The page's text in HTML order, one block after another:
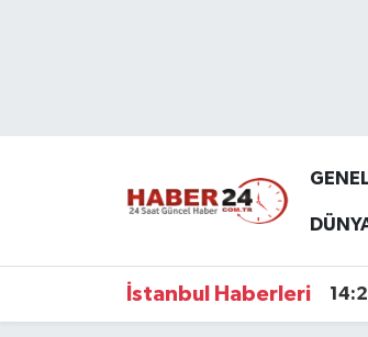
GENEL
İstanbul Haberleri
Namaz Vakitleri
Süper Lig Puan Durumu ve Fikstür